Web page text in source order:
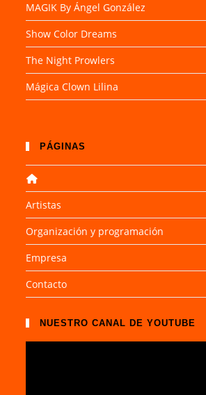
MAGIK By Ángel González
Show Color Dreams
The Night Prowlers
Mágica Clown Lilina
PÁGINAS
Artistas
Organización y programación
Empresa
Contacto
NUESTRO CANAL DE YOUTUBE